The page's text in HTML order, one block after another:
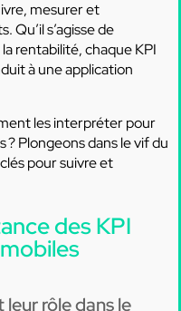
mesurer et
Qu’il s’agisse de
rentabilité, chaque KPI
à une application
les interpréter pour
Plongeons dans le vif du
pour suivre et
des KPI
rôle dans le